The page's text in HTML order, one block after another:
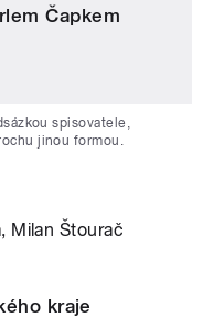
Čapkem
spisovatele,
jinou formou.
Milan Štourač
kraje